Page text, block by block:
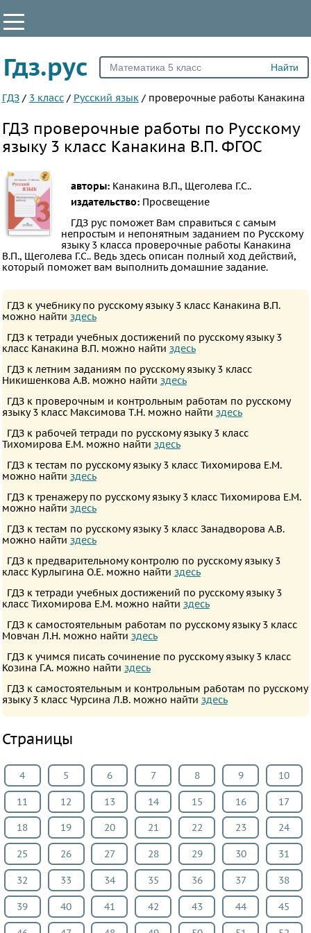
Все
1
3
5
6
7
8
9
10
11
ПРЕДМЕТЫ
Все
Математика
Английский
язык
Русский
язык
Немецкий
язык
язык
Французский
язык
Информатика
ИЗО
Литература
Окружающий
мир
Человек
и
Технология
Испанский
язык
Казахский
язык
Мир
природы
человека
Гдз.рус
ГДЗ / 3 класс / Русский язык / проверочные работы Канакина
ГДЗ проверочные работы по Русскому
языку 3 класс Канакина В.П. ФГОС
авторы: Канакина В.П., Щеголева Г.С..
издательство: Просвещение
ГДЗ рус поможет Вам справиться с самым
непростым и непонятным заданием по Русскому
языку 3 класса проверочные работы Канакина
В.П., Щеголева Г.С.. Ведь здесь описан полный ход действий,
который поможет вам выполнить домашние задание.
ГДЗ к учебнику по русскому языку 3 класс Канакина В.П.
можно найти здесь
ГДЗ к тетради учебных достижений по русскому языку 3
класс Канакина В.П. можно найти здесь
ГДЗ к летним заданиям по русскому языку 3 класс
Никишенкова А.В. можно найти здесь
ГДЗ к проверочным и контрольным работам по русскому
языку 3 класс Максимова Т.Н. можно найти здесь
ГДЗ к рабочей тетради по русскому языку 3 класс
Тихомирова Е.М. можно найти здесь
ГДЗ к тестам по русскому языку 3 класс Тихомирова Е.М.
можно найти здесь
ГДЗ к тренажеру по русскому языку 3 класс Тихомирова Е.М.
можно найти здесь
ГДЗ к тестам по русскому языку 3 класс Занадворова А.В.
можно найти здесь
ГДЗ к предварительному контролю по русскому языку 3
класс Курлыгина О.Е. можно найти здесь
ГДЗ к тетради учебных достижений по русскому языку 3
класс Тихомирова Е.М. можно найти здесь
ГДЗ к самостоятельным работам по русскому языку 3 класс
Мовчан Л.Н. можно найти здесь
ГДЗ к учимся писать сочинение по русскому языку 3 класс
Козина Г.А. можно найти здесь
ГДЗ к самостоятельным и контрольным работам по русскому
языку 3 класс Чурсина Л.В. можно найти здесь
Страницы
4 5 6 7 8 9 10
11 12 13 14 15 16 17
18 19 20 21 22 23 24
25 26 27 28 29 30 31
32 33 34 35 36 37 38
39 40 41 42 43 44 45